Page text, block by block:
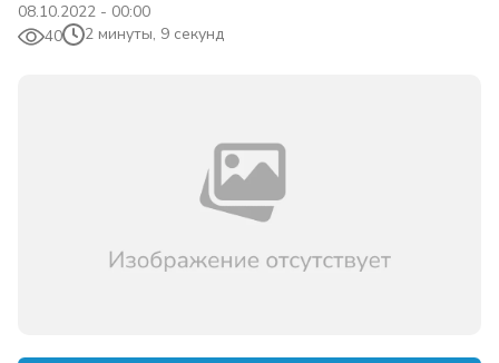
08.10.2022 - 00:00
40
2 минуты, 9 секунд